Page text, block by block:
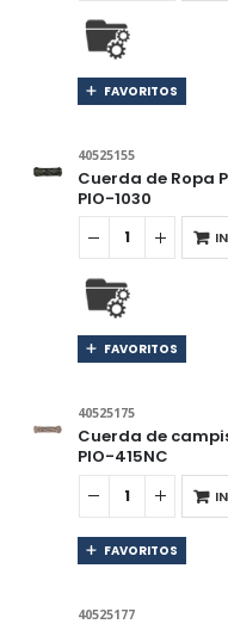
FAVORITOS
40525155
Cuerda de Ropa
PIO-1030
FAVORITOS
40525175
Cuerda de
PIO-415NC
FAVORITOS
40525177